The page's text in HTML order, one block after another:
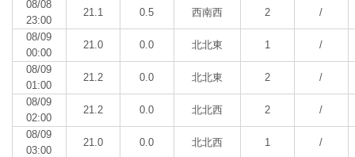
08/08
23:00
21.1 0.5 西南西 2 /
08/09
00:00
21.0 0.0 北北東 1 /
08/09
01:00
21.2 0.0 北北東 2 /
08/09
02:00
21.2 0.0 北北西 2 /
08/09
03:00
21.0 0.0 北北西 1 /